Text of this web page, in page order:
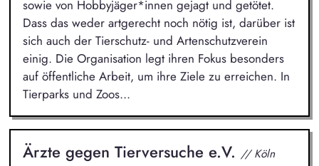
sowie von Hobbyjäger*innen gejagt und getötet.
Dass das weder artgerecht noch nötig ist, darüber ist
sich auch der Tierschutz- und Artenschutzverein
einig. Die Organisation legt ihren Fokus besonders
auf öffentliche Arbeit, um ihre Ziele zu erreichen. In
Tierparks und Zoos...
Ärzte gegen Tierversuche e.V. // Köln